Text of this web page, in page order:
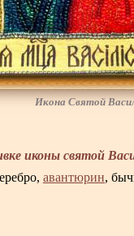
Икона Святой
иконы святой
авантюрин,